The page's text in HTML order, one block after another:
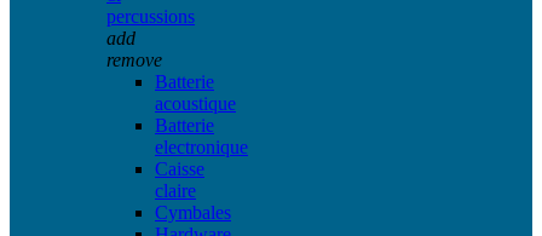
percussions
add
remove
Batterie
acoustique
Batterie
electronique
Caisse
claire
Cymbales